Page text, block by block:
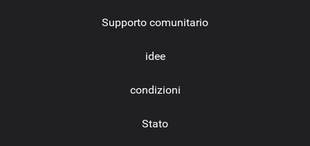
Supporto comunitario
idee
condizioni
Stato